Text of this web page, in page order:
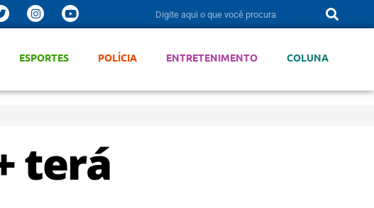
ESPORTES POLÍCIA ENTRETENIMENTO COLUNA
terá